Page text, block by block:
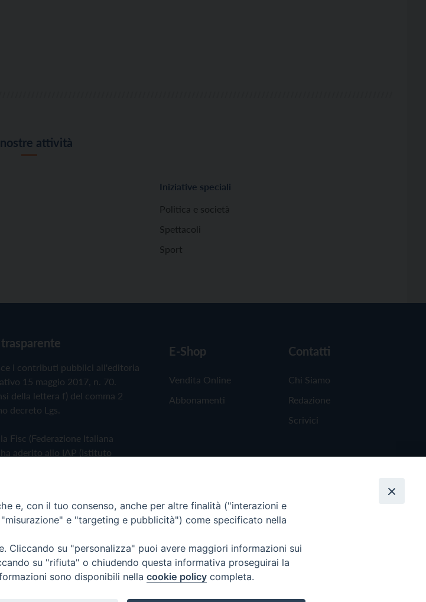
attività
Iniziative speciali
Politica e società
Spettacoli
Sport
i contributi pubblici all'editoria
15 maggio 2017, n. 70.
della lettera f) del comma 2
decreto Lgs.
Fisc (Federazione Italiana
aderito allo IAP (Istituto
Policy
E-Shop
Vendita Online
Abbonamenti
Contatti
Chi Siamo
Redazione
Scrivici
e, con il tuo consenso, anche per altre finalità ("interazioni e
e "targeting e pubblicità") come specificato nella
su "personalizza" puoi avere maggiori informazioni sui
su "rifiuta" o chiudendo questa informativa proseguirai la
sono disponibili nella cookie policy completa.